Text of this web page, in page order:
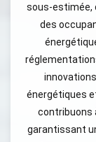
sous-estimée,
des
énergétiques
contribuons
garantissant